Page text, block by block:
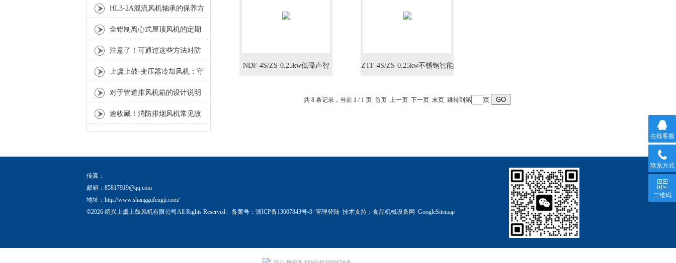
部件功能特点才能更好的使用
HL3-2A混流风机轴承的保养方
法分享
全铝制离心式屋顶风机的定期
检查不可忘
注意了！可通过这些方法对防
腐玻璃钢边墙风机进行维护保
上虞上鼓·变压器冷却风机：守
护电力设备稳定运行的散热利
对于管道排风机箱的设计说明
您知多少？
速收藏！消防排烟风机常见故
障的解决方法分享
NDF-4S/ZS-0.25kw低噪声智 ZTF-4S/ZS-0.25kw不锈钢智能
共 8 条记录，当前 1 / 1 页 首页 上一页 下一页 末页 跳转到第 页
传真：
邮箱： 85817919@qq.com
地址：http://www.shanggufengji.com/
©2026 绍兴上虞上鼓风机有限公司All Rights Reserved. 备案号： 浙ICP备13007843号-9 管理登陆 技术支持： 食品机械设备网 GoogleSitemap
在线客服
联系方式
二维码